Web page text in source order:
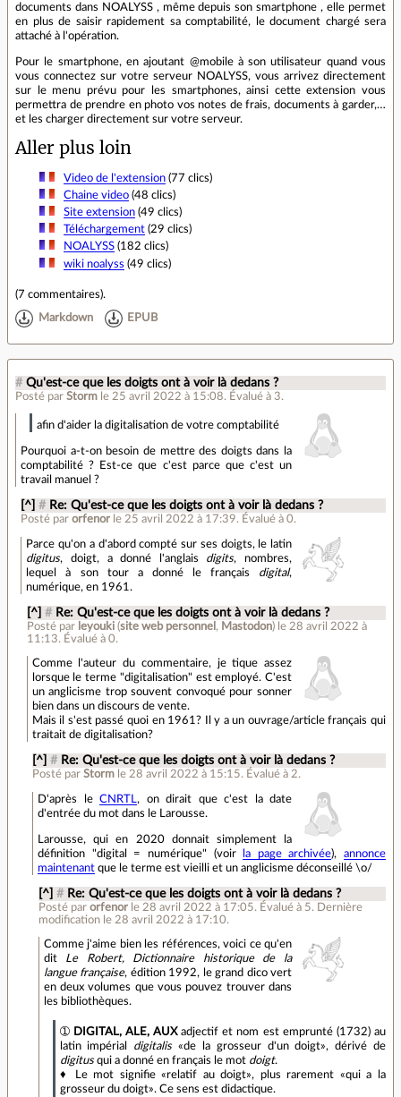
documents dans NOALYSS , même depuis son smartphone , elle permet
en plus de saisir rapidement sa comptabilité, le document chargé sera
attaché à l'opération.
Pour le smartphone, en ajoutant @mobile à son utilisateur quand vous
vous connectez sur votre serveur NOALYSS, vous arrivez directement
sur le menu prévu pour les smartphones, ainsi cette extension vous
permettra de prendre en photo vos notes de frais, documents à garder,…
et les charger directement sur votre serveur.
Aller plus loin
Video de l'extension(77 clics)
Chaine video(48 clics)
Site extension(49 clics)
Téléchargement(29 clics)
NOALYSS(182 clics)
wiki noalyss (49 clics)
(7 commentaires).
Markdown EPUB
# Qu'est-ce que les doigts ont à voir là dedans ?
Posté par Storm le 25 avril 2022 à 15:08. Évalué à 3.
afin d'aider la digitalisation de votre comptabilité
Pourquoi a-t-on besoin de mettre des doigts dans la
comptabilité ? Est-ce que c'est parce que c'est un
travail manuel ?
[^] # Re: Qu'est-ce que les doigts ont à voir là dedans ?
Posté parorfenor le 25 avril 2022 à 17:39. Évalué à0.
Parce qu'on a d'abord compté sur ses doigts, le latin
digitus, doigt, a donné l'anglais digits, nombres,
lequel à son tour a donné le français digital,
numérique, en 1961.
[^] # Re: Qu'est-ce que les doigts ont à voir là dedans ?
Posté par leyouki(site web personnel , Mastodon) le 28 avril 2022 à
11:13. Évalué à 0.
Comme l'auteur du commentaire, je tique assez
lorsque le terme "digitalisation" est employé. C'est
un anglicisme trop souvent convoqué pour sonner
bien dans un discours de vente.
Mais il s'est passé quoi en 1961? Il y a un ouvrage/article français qui
traitait de digitalisation?
[^] # Re: Qu'est-ce que les doigts ont à voir là dedans ?
Posté parStorm le 28 avril 2022 à 15:15. Évalué à 2.
D'après leCNRTL , on dirait que c'est la date
d'entrée du mot dans le Larousse.
Larousse, qui en 2020 donnait simplement la
définition "digital = numérique" (voir
la page archivée),annonce
maintenant que le terme est vieilli et un anglicisme déconseillé \o/
[^] # Re: Qu'est-ce que les doigts ont à voir là dedans ?
Posté par orfenor le 28 avril 2022 à 17:05. Évalué à 5. Dernière
modification le 28 avril 2022 à 17:10.
Comme j'aime bien les références, voici ce qu'en
dit Le Robert, Dictionnaire historique de la
langue française, édition 1992, le grand dico vert
en deux volumes que vous pouvez trouver dans
les bibliothèques.
➀ DIGITAL, ALE, AUXadjectif et nom est emprunté (1732) au
latin impérial digitalis«de la grosseur d'un doigt», dérivé de
digitusqui a donné en français le mot doigt.
♦ Le mot signifie «relatif au doigt», plus rarement «qui a la
grosseur du doigt». Ce sens est didactique.